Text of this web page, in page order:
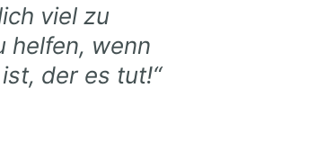
viel zu
helfen, wenn
der es tut!“